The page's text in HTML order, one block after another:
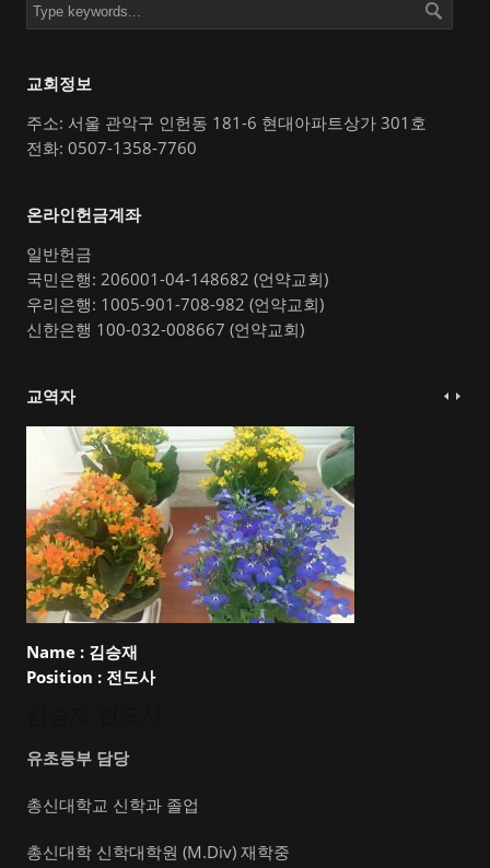
교회정보
주소: 서울 관악구 인헌동 181-6 현대아파트상가 301호
전화: 0507-1358-7760
온라인헌금계좌
일반헌금
국민은행: 206001-04-148682 (언약교회)
우리은행: 1005-901-708-982 (언약교회)
신한은행 100-032-008667 (언약교회)
교역자
Name : 김승재
Position : 전도사
유초등부 담당
총신대학교 신학과 졸업
총신대학 신학대학원 (M.Div) 재학중